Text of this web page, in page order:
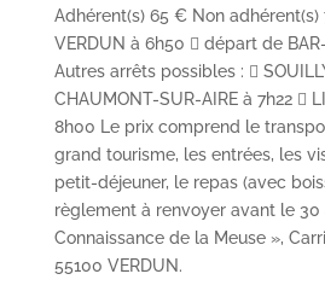
Adhérent(s) 65 € Non
VERDUN à 6h50  départ de
Autres arrêts possibles : 
CHAUMONT-SUR-AIRE à 7h22 
8h00 Le prix comprend le
grand tourisme, les entrées, les
petit-déjeuner, le repas (avec
règlement à renvoyer avant le 30
Connaissance de la Meuse »,
55100 VERDUN.